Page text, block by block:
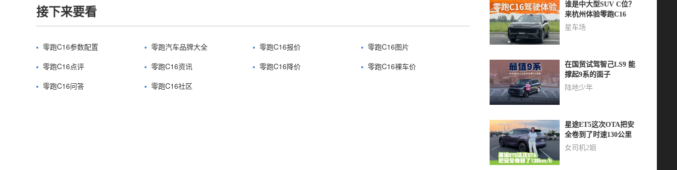
接下来要看
零跑C16参数配置 零跑汽车品牌大全 零跑C16报价
零跑C16图片
零跑C16点评
零跑C16资讯 零跑C16降价
零跑C16裸车价
零跑C16问答
零跑C16社区
谁是中大型SUV C位？
来杭州体验零跑C16
星车场
在国贸试驾智己LS9 能
撑起9系的面子
陆地少年
星途ET5这次OTA把安
全卷到了时速130公里
女司机2姐